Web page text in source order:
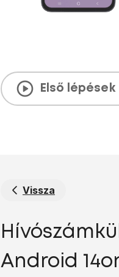
Első lépések
Vissza
Android